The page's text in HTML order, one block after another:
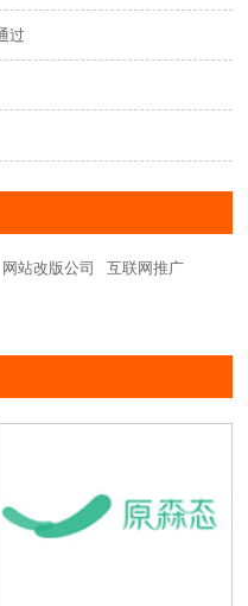
过
网站改版公司
互联网推广